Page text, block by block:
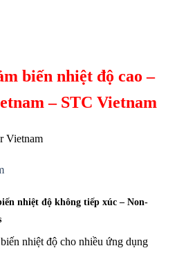
biến nhiệt độ cao –
– STC Vietnam
Vietnam
nhiệt độ không tiếp xúc – Non-
nhiệt độ cho nhiều ứng dụng